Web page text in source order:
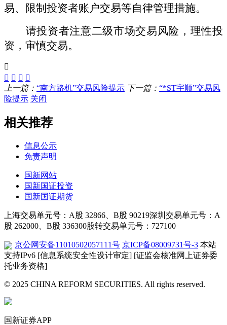
易、限制投资者账户交易等自律管理措施。
请投资者注意二级市场交易风险，理性投
资，审慎交易。
上一篇： “南方路机”交易风险提示 下一篇： “*ST宇顺”交易风
险提示 关闭
相关推荐
信息公示
免责声明
国新网站
国新国证投资
国新国证期货
上海交易单元号：A股 32866、B股 90219深圳交易单元号：A
股 262000、B股 336300股转交易单元号：727100
京公网安备11010502057111号 京ICP备08009731号-3 本站
支持IPv6 [信息系统安全性设计审定] [证监会核准网上证券委
托业务资格]
© 2025 CHINA REFORM SECURITIES. All rights reserved.
国新证券APP